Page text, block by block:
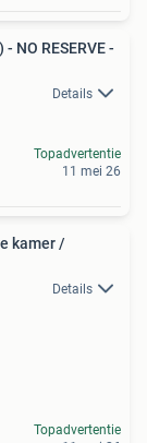
NO RESERVE -
Details
Topadvertentie
11 mei 26
kamer /
Details
Topadvertentie